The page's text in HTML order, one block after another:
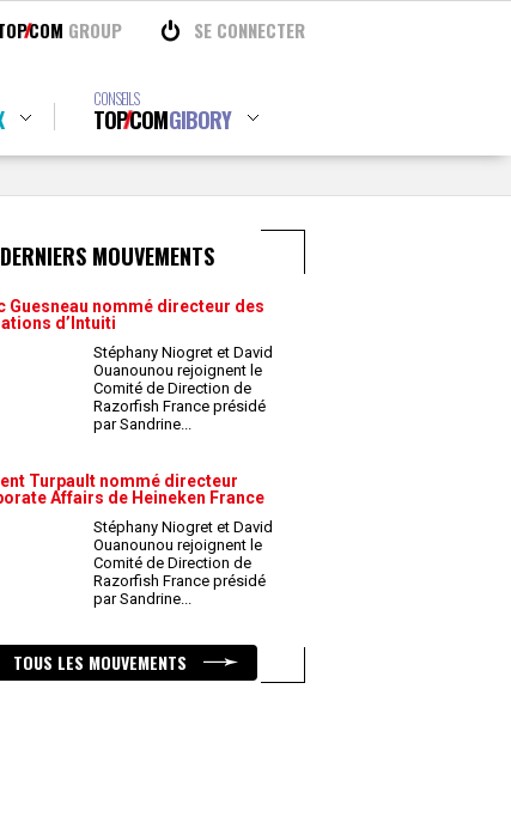
COM GROUP SE CONNECTER
CONSEILS
TOPCOMGIBORY
MOUVEMENTS
Guesneau nommé directeur des
d’Intuiti
Stéphany Niogret et David
Ouanounou rejoignent le
Comité de Direction de
Razorfish France présidé
par Sandrine...
Turpault nommé directeur
Affairs de Heineken France
Stéphany Niogret et David
Ouanounou rejoignent le
Comité de Direction de
Razorfish France présidé
par Sandrine...
TOUS LES MOUVEMENTS